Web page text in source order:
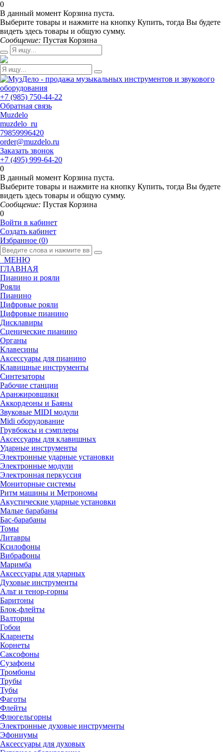
0
В данный момент Корзина пуста.
Выберите товары и нажмите на кнопку Купить, тогда Вы будете
видеть здесь товары и общую сумму.
Сообщение: Пустая Корзина
+7 (985) 750-44-22
Обратная связь
Muzdelo
muzdelo_ru
79859996420
order@muzdelo.ru
Заказать звонок
+7 (495) 999-64-20
0
В данный момент Корзина пуста.
Выберите товары и нажмите на кнопку Купить, тогда Вы будете
видеть здесь товары и общую сумму.
Сообщение: Пустая Корзина
0
Войти в кабинет
Создать кабинет
Избранное (0)
МЕНЮ
ГЛАВНАЯ
Пианино и рояли
Рояли
Пианино
Цифровые рояли
Цифровые пианино
Дисклавиры
Сценические пианино
Органы
Клавесины
Аксессуары для пианино
Клавишные инструменты
Синтезаторы
Рабочие станции
Аранжировщики
Аккордеоны и Баяны
Звуковые MIDI модули
Midi оборудование
Грувбоксы и сэмплеры
Аксессуары для клавишных
Ударные инструменты
Электронные ударные установки
Электронные модули
Электронная перкуссия
Мониторные системы
Ритм машины и Метрономы
Акустические ударные установки
Малые барабаны
Бас-барабаны
Томы
Литавры
Ксилофоны
Вибрафоны
Маримба
Аксессуары для ударных
Духовые инструменты
Альт и тенор-горны
Баритоны
Блок-флейты
Валторны
Гобои
Кларнеты
Корнеты
Саксофоны
Сузафоны
Тромбоны
Трубы
Тубы
Фаготы
Флейты
Флюгельгорны
Электронные духовые инструменты
Эфониумы
Аксессуары для духовых